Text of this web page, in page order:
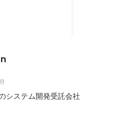
システム開発受託会社